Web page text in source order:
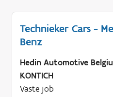
Technieker Cars -
Benz
Hedin Automotive
KONTICH
Vaste job